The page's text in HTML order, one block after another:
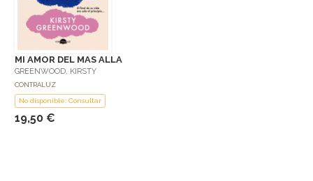
MI AMOR DEL MAS ALLA
GREENWOOD, KIRSTY
CONTRALUZ
No disponible: Consultar
19,50 €